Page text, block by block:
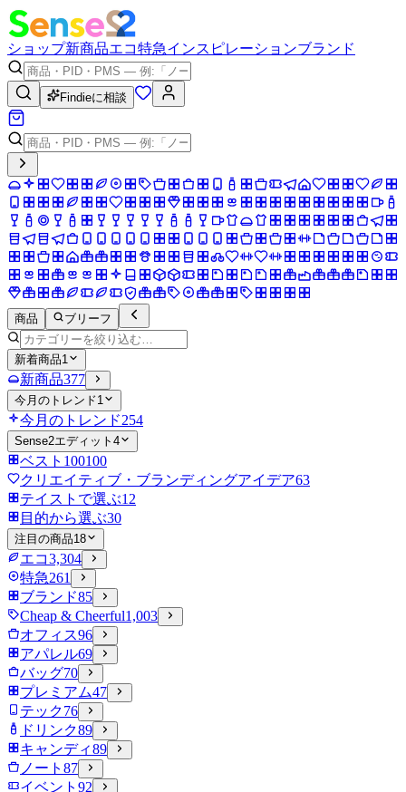
ショップ新商品エコ特急インスピレーションブランド
Findieに相談
商品 ブリーフ
新着商品1
新商品377
今月のトレンド1
今月のトレンド254
Sense2エディット 4
ベスト100100
クリエイティブ・ブランディングアイデア63
テイストで選ぶ12
目的から選ぶ30
注目の商品18
エコ3,304
特急261
ブランド85
Cheap & Cheerful1,003
オフィス96
アパレル69
バッグ70
プレミアム47
テック76
ドリンク89
キャンディ89
ノート 87
イベント 92